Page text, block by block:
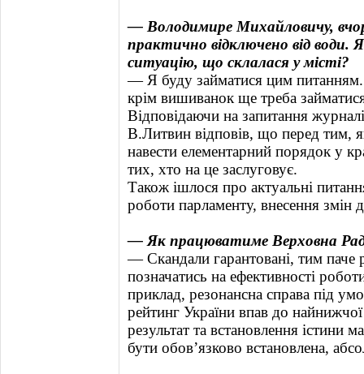
— Володимире Михайловичу,
практично відключено від
ситуацію, що склалася у місті?
— Я буду займатися цим
крім вишиванок ще треба
Відповідаючи на запитання
В.Литвин відповів, що перед тим,
навести елементарний порядок у
тих, хто на це заслуговує.
Також ішлося про актуальні
роботи парламенту, внесення
— Як працюватиме Верховна
— Скандали гарантовані, тим паче
позначатись на ефективності
приклад, резонансна справа під
рейтинг України впав до
результат та встановлення істини
бути обов’язково встановлена,